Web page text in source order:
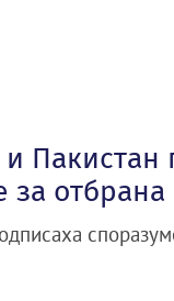
Пакистан
за отбрана